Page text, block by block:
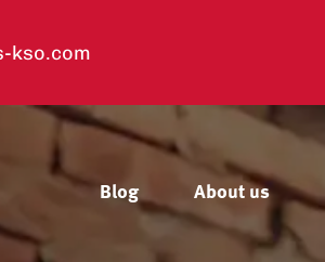
kso.com
Blog About us